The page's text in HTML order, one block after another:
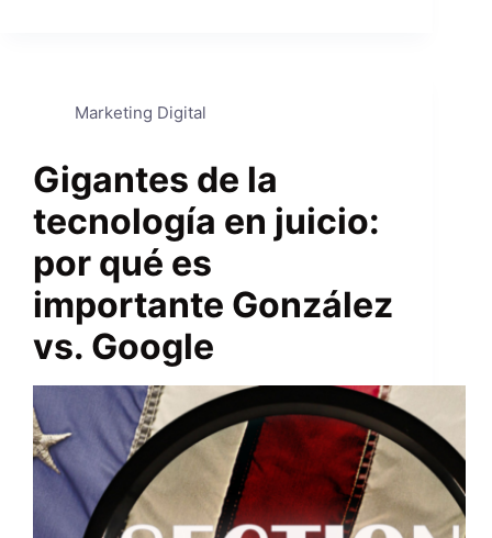
Marketing Digital
Gigantes de la
tecnología en juicio:
por qué es
importante González
vs. Google